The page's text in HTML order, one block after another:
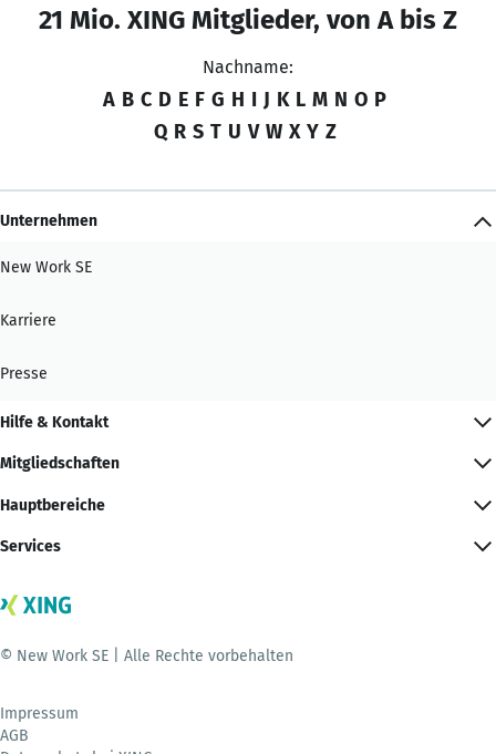
21 Mio. XING Mitglieder, von A bis Z
Nachname:
A B C D E F G H I J K L M N O P
Q R S T U V W X Y Z
Unternehmen
New Work SE
Karriere
Presse
Hilfe & Kontakt
Mitgliedschaften
Hauptbereiche
Services
© New Work SE | Alle Rechte vorbehalten
Impressum
AGB